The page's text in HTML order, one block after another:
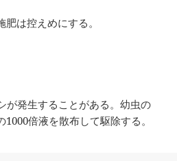
は控えめにする。
が発生することがある。幼虫の
倍液を散布して駆除する。